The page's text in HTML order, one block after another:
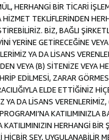
HERHANGİ BİR TİCARİ
TEKLİFLERİNDEN
BİZ, BAĞLI
YERİNE GETİRECEĞİNE
YA DA LİSANS
VEYA (B) SİTENİZE VEYA
EDİLMESİ, ZARAR
ELDE ETTİĞİNİZ
YA DA LİSANS
KATILIMINIZLA
KATILIMINIZIN HERHANGİ BİR
HİÇBİR ŞEY, UYGULANABİLİR